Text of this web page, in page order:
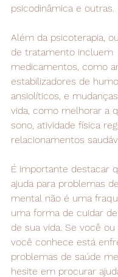
psicodinâmica e outras.
Além da psicoterapia,
de tratamento incluem
medicamentos, como
estabilizadores de
ansiolíticos, e
vida, como melhorar a
sono, atividade física
relacionamentos
É importante destacar
ajuda para problemas
mental não é uma
uma forma de cuidar
de sua vida. Se você
você conhece está
problemas de saúde
hesite em procurar